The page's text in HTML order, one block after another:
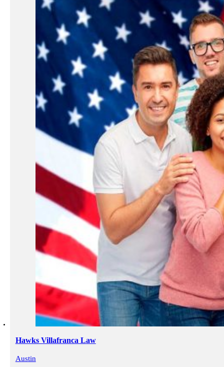
Hawks Villafranca Law
Austin